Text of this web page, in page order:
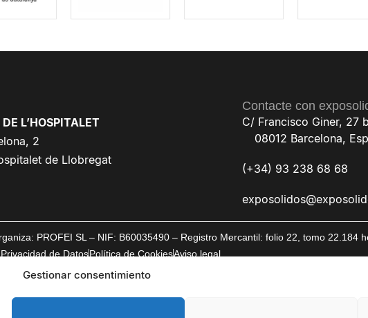
Gestionar consentimiento
L’HOSPITALET
2
de Llobregat
Contacte con
C/ Francisco Giner, 27
08012 Barcelona,
(+34) 93 238 68 68
PROFEI SL – NIF: B60035490 – Registro Mercantil: folio 22, tomo 22.184
de DatosPolítica de CookiesAviso legal